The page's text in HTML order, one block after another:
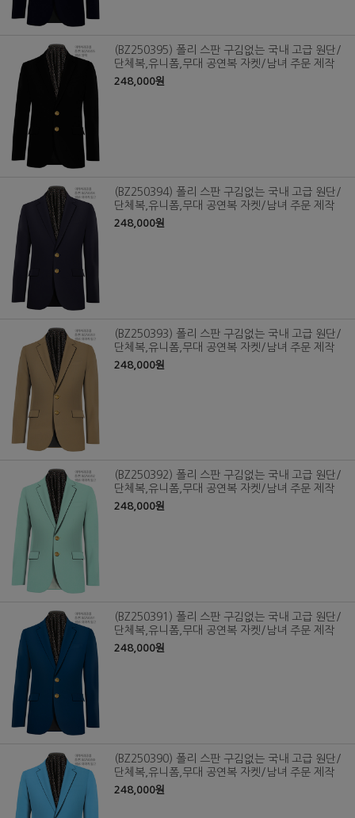
(BZ250395) 폴리 스판 구김없는 국내 고급 원단/
단체복,유니폼,무대 공연복 자켓/남녀 주문 제작
248,000원
(BZ250394) 폴리 스판 구김없는 국내 고급 원단/
단체복,유니폼,무대 공연복 자켓/남녀 주문 제작
248,000원
(BZ250393) 폴리 스판 구김없는 국내 고급 원단/
단체복,유니폼,무대 공연복 자켓/남녀 주문 제작
248,000원
(BZ250392) 폴리 스판 구김없는 국내 고급 원단/
단체복,유니폼,무대 공연복 자켓/남녀 주문 제작
248,000원
(BZ250391) 폴리 스판 구김없는 국내 고급 원단/
단체복,유니폼,무대 공연복 자켓/남녀 주문 제작
248,000원
(BZ250390) 폴리 스판 구김없는 국내 고급 원단/
단체복,유니폼,무대 공연복 자켓/남녀 주문 제작
248,000원